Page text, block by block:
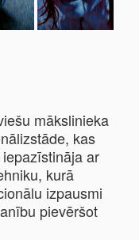
mākslinieka
kas
ar
kurā
izpausmi
pievēršot